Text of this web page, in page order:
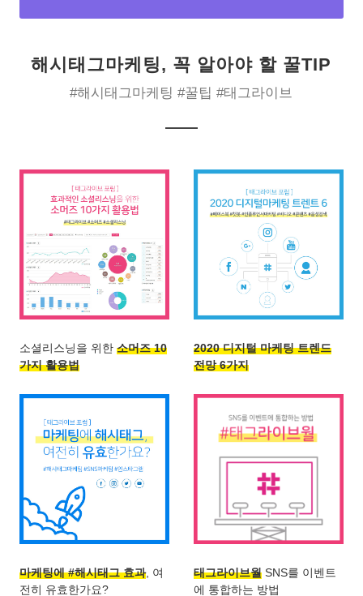
해시태그마케팅, 꼭 알아야 할 꿀TIP
#해시태그마케팅 #꿀팁 #태그라이브
소셜리스닝을 위한 소머즈 10
가지 활용법
2020 디지털 마케팅 트렌드
전망 6가지
마케팅에 #해시태그 효과, 여
전히 유효한가요?
태그라이브월SNS를 이벤트
에 통합하는 방법